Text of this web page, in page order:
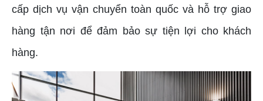
cấp dịch vụ vận chuyển toàn quốc và hỗ trợ giao
hàng tận nơi để đảm bảo sự tiện lợi cho khách
hàng.